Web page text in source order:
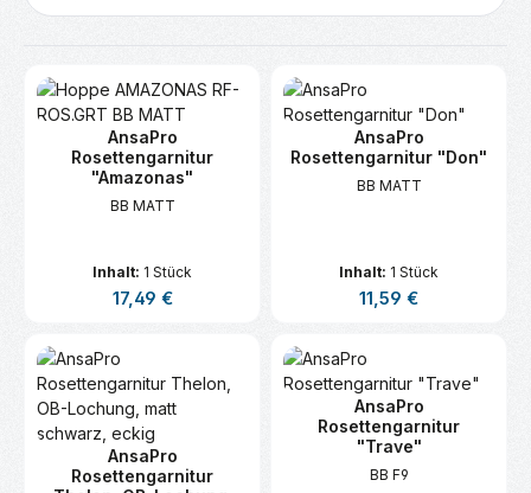
AnsaPro
Rosettengarnitur
"Amazonas"
BB MATT
Inhalt: 1 Stück
Regulärer Preis:
17,49 €
AnsaPro
Rosettengarnitur "Don"
BB MATT
Inhalt: 1 Stück
Regulärer Preis:
11,59 €
AnsaPro
Rosettengarnitur
AnsaPro
Rosettengarnitur
"Trave"
BB F9